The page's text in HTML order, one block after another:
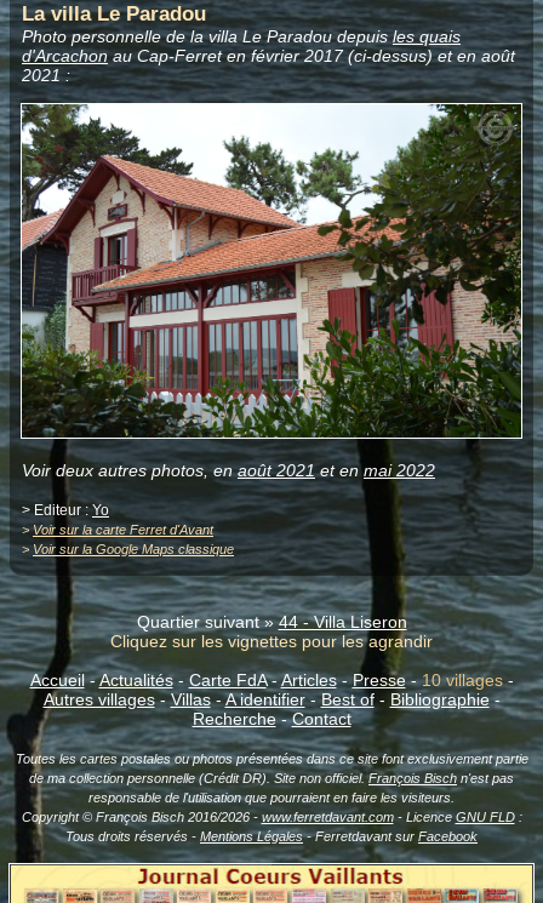
La villa Le Paradou
Photo personnelle de la villa Le Paradou depuisles quais
d'Arcachonau Cap-Ferret en février 2017 (ci-dessus) et en août
2021 :
Voir deux autres photos, en août 2021et en mai 2022
> Editeur : Yo
>Voir sur la carte Ferret d'Avant
> Voir sur la Google Maps classique
Quartier suivant »44 - Villa Liseron
Cliquez sur les vignettes pour les agrandir
Accueil-Actualités- Carte FdA-Articles-Presse-10 villages-
Autres villages-Villas-A identifier-Best of- Bibliographie-
Recherche-Contact
Toutes les cartes postales ou photos présentées dans ce site font exclusivement partie
de ma collection personnelle (Crédit DR). Site non officiel.François Bisch n'est pas
responsable de l'utilisation que pourraient en faire les visiteurs.
Copyright © François Bisch 2016/2026 - www.ferretdavant.com- Licence GNU FLD:
Tous droits réservés - Mentions Légales- Ferretdavant sur Facebook